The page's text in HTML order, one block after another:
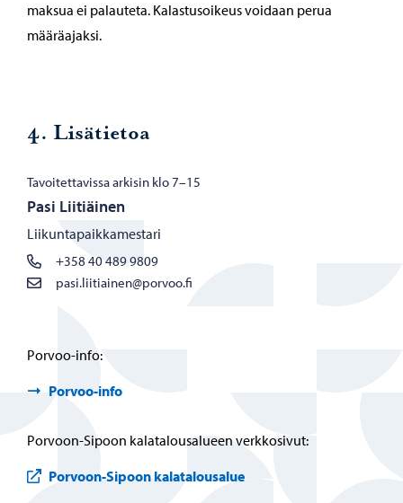
maksua ei palauteta. Kalastusoikeus voidaan perua
määräajaksi.
4. Lisätietoa
Tavoitettavissa arkisin klo 7–15
Pasi Liitiäinen
Liikuntapaikkamestari
+358 40 489 9809
pasi.liitiainen@porvoo.fi
Porvoo-info:
Porvoo-info
Porvoon-Sipoon kalatalousalueen verkkosivut:
Porvoon-Sipoon kalatalousalue